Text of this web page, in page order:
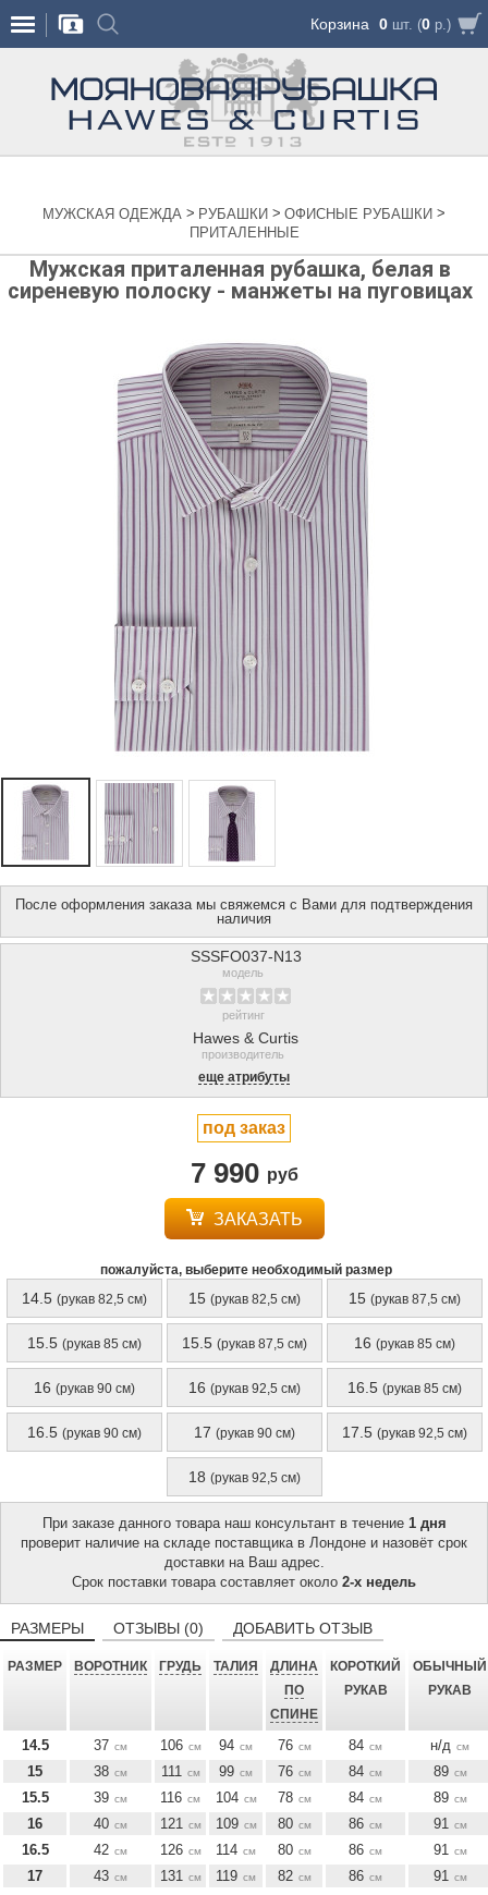
Корзина 0 шт. (0 р.)
МУЖСКАЯ ОДЕЖДА > РУБАШКИ > ОФИСНЫЕ РУБАШКИ >
ПРИТАЛЕННЫЕ
Мужская приталенная рубашка, белая в
сиреневую полоску - манжеты на пуговицах
После оформления заказа мы свяжемся с Вами для подтверждения
наличия
SSSFO037-N13
модель
рейтинг
Hawes & Curtis
производитель
еще атрибуты
под заказ
7 990 руб
ЗАКАЗАТЬ
пожалуйста, выберите необходимый размер
14.5 (рукав 82,5 см) 15 (рукав 82,5 см) 15 (рукав 87,5 см)
15.5 (рукав 85 см) 15.5 (рукав 87,5 см) 16 (рукав 85 см)
16 (рукав 90 см) 16 (рукав 92,5 см) 16.5 (рукав 85 см)
16.5 (рукав 90 см) 17 (рукав 90 см) 17.5 (рукав 92,5 см)
18 (рукав 92,5 см)
При заказе данного товара наш консультант в течение 1 дня
проверит наличие на складе поставщика в Лондоне и назовёт срок
доставки на Ваш адрес.
Срок поставки товара составляет около 2-х недель
РАЗМЕРЫ ОТЗЫВЫ (0) ДОБАВИТЬ ОТЗЫВ
РАЗМЕР ВОРОТНИК ГРУДЬ ТАЛИЯ
ДЛИНА
ПО
СПИНЕ
КОРОТКИЙ
РУКАВ
ОБЫЧНЫЙ
РУКАВ
14.5 37 см 106 см 94 см 76 см 84 см н/д см
15 38 см 111 см 99 см 76 см 84 см 89 см
15.5 39 см 116 см 104 см 78 см 84 см 89 см
16 40 см 121 см 109 см 80 см 86 см 91 см
16.5 42 см 126 см 114 см 80 см 86 см 91 см
17 43 см 131 см 119 см 82 см 86 см 91 см